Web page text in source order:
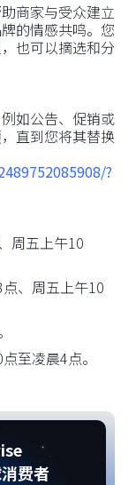
商家与受众建立
的情感共鸣。您
也可以摘选和分
如公告、促销或
直到您将其替换
?
周五上午10
、周五上午10
至凌晨4点。
费者